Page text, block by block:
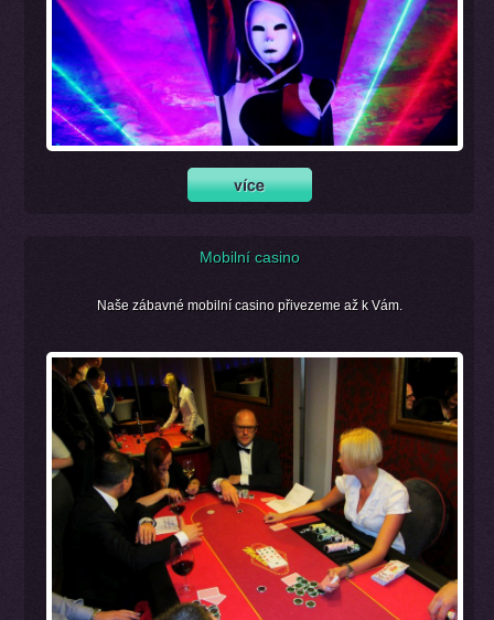
Mobilní casino
Naše zábavné mobilní casino přivezeme až k Vám.